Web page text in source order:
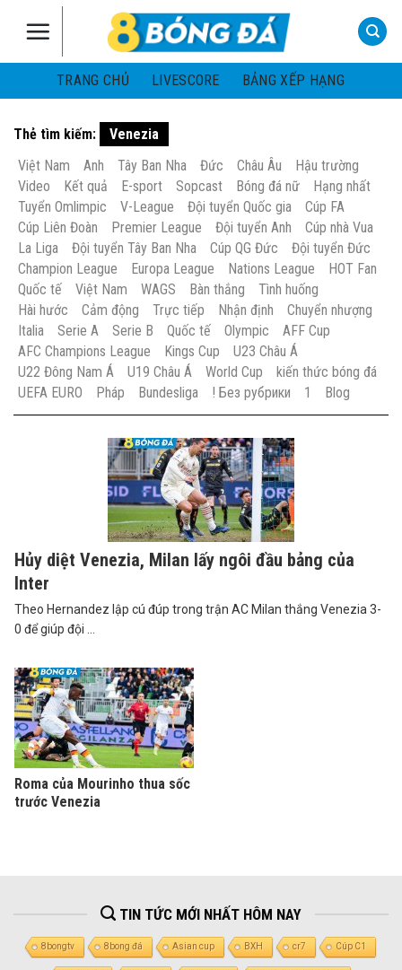
TRANG CHỦ
LIVESCORE BẢNG XẾP HẠNG
Thẻ tìm kiếm:
Venezia
Việt Nam
Anh Tây Ban Nha Đức Châu Âu
Hậu trường
Video
Kết quả E-sport Sopcast Bóng đá nữ
Hạng nhất
Tuyển Omlimpic
V-League Đội tuyển Quốc gia
Cúp FA
Cúp Liên Đoàn
Premier League Đội tuyển Anh
Cúp nhà Vua
La Liga
Đội tuyển Tây Ban Nha Cúp QG Đức
Đội tuyển Đức
Champion League
Europa League Nations League
HOT Fan
Quốc tế
Việt Nam WAGS Bàn thắng
Tình huống
Hài hước
Cảm động Trực tiếp Nhận định
Chuyển nhượng
Italia
Serie A Serie B Quốc tế Olympic
AFF Cup
AFC Champions League
Kings Cup
U23 Châu Á
U22 Đông Nam Á
U19 Châu Á World Cup
kiến thức bóng đá
UEFA EURO
Pháp Bundesliga ! Без рубрики 1 Blog
Hủy diệt Venezia, Milan lấy ngôi đầu bảng của
Inter
Theo Hernandez lập cú đúp trong trận AC Milan thắng Venezia 3-
0 để giúp đội ...
Roma của Mourinho thua sốc
trước Venezia
TIN TỨC MỚI NHẤT HÔM NAY
8bongtv 8bong đá Asian cup BXH cr7 Cúp C1